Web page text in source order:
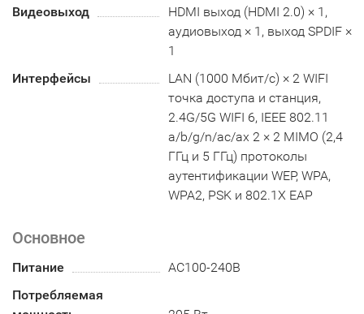
Видеовыход
HDMI выход (HDMI 2.0) × 1,
аудиовыход × 1, выход SPDIF ×
1
Интерфейсы
LAN (1000 Мбит/с) × 2 WIFI
точка доступа и станция,
2.4G/5G WIFI 6, IEEE 802.11
a/b/g/n/ac/ax 2 × 2 MIMO (2,4
ГГц и 5 ГГц) протоколы
аутентификации WEP, WPA,
WPA2, PSK и 802.1X EAP
Основное
Питание
AC100-240B
Потребляемая